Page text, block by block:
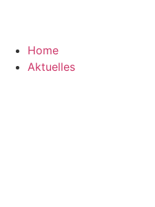
Home
Aktuelles